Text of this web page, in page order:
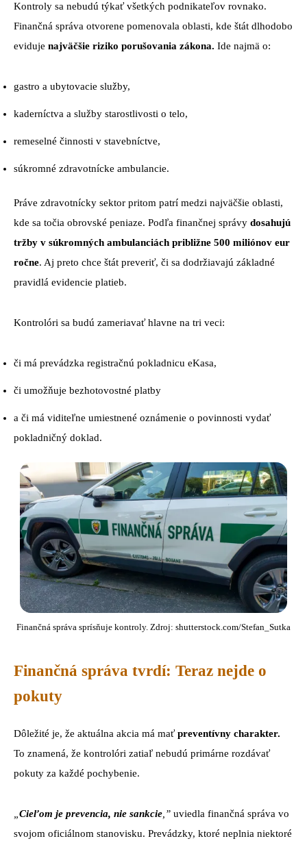
Kontroly sa nebudú týkať všetkých podnikateľov rovnako.
Finančná správa otvorene pomenovala oblasti, kde štát dlhodobo
eviduje najväčšie riziko porušovania zákona. Ide najmä o:
gastro a ubytovacie služby,
kaderníctva a služby starostlivosti o telo,
remeselné činnosti v stavebníctve,
súkromné zdravotnícke ambulancie.
Práve zdravotnícky sektor pritom patrí medzi najväčšie oblasti,
kde sa točia obrovské peniaze. Podľa finančnej správy dosahujú
tržby v súkromných ambulanciách približne 500 miliónov eur
ročne. Aj preto chce štát preveriť, či sa dodržiavajú základné
pravidlá evidencie platieb.
Kontrolóri sa budú zameriavať hlavne na tri veci:
či má prevádzka registračnú pokladnicu eKasa,
či umožňuje bezhotovostné platby
a či má viditeľne umiestnené oznámenie o povinnosti vydať
pokladničný doklad.
Finančná správa sprísňuje kontroly. Zdroj: shutterstock.com/Stefan_Sutka
Finančná správa tvrdí: Teraz nejde o
pokuty
Dôležité je, že aktuálna akcia má mať preventívny charakter.
To znamená, že kontrolóri zatiaľ nebudú primárne rozdávať
pokuty za každé pochybenie.
„Cieľom je prevencia, nie sankcie,” uviedla finančná správa vo
svojom oficiálnom stanovisku. Prevádzky, ktoré neplnia niektoré